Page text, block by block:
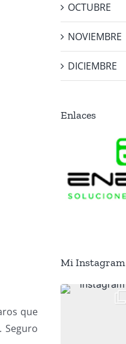
que
Seguro
OCTUBRE
NOVIEMBRE
DICIEMBRE
Enlaces
Mi Instagram